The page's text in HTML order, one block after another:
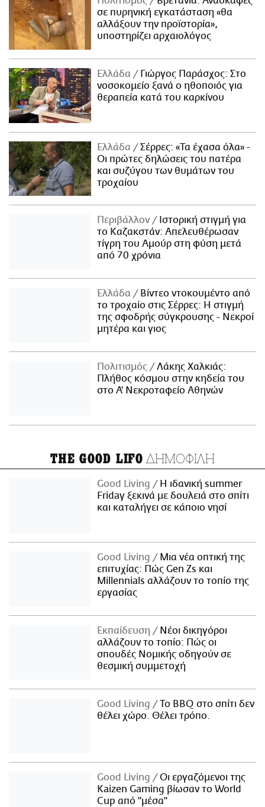
σε πυρηνική εγκατάσταση «θα
αλλάξουν την προϊστορία»,
υποστηρίζει αρχαιολόγος
Ελλάδα
Γιώργος Παράσχος: Στο
νοσοκομείο ξανά ο ηθοποιός για
θεραπεία κατά του καρκίνου
Ελλάδα
Σέρρες: «Τα έχασα όλα» -
Οι πρώτες δηλώσεις του πατέρα
και συζύγου των θυμάτων του
τροχαίου
Περιβάλλον
Ιστορική στιγμή για
το Καζακστάν: Απελευθέρωσαν
τίγρη του Αμούρ στη φύση μετά
από 70 χρόνια
Ελλάδα
Βίντεο ντοκουμέντο από
το τροχαίο στις Σέρρες: Η στιγμή
της σφοδρής σύγκρουσης - Νεκροί
μητέρα και γιος
Πολιτισμός
Λάκης Χαλκιάς:
Πλήθος κόσμου στην κηδεία του
στο Α' Νεκροταφείο Αθηνών
THE GOOD LIFO ΔΗΜΟΦΙΛΗ
Good Living
Η ιδανική summer
Friday ξεκινά με δουλειά στο σπίτι
και καταλήγει σε κάποιο νησί
Good Living
Μια νέα οπτική της
επιτυχίας: Πώς Gen Zs και
Millennials αλλάζουν το τοπίο της
εργασίας
Εκπαίδευση
Νέοι δικηγόροι
αλλάζουν το τοπίο: Πώς οι
σπουδές Νομικής οδηγούν σε
θεσμική συμμετοχή
Good Living
Το BBQ στο σπίτι δεν
θέλει χώρο. Θέλει τρόπο.
Good Living
Οι εργαζόμενοι της
Kaizen Gaming βίωσαν το World
Cup από "μέσα"